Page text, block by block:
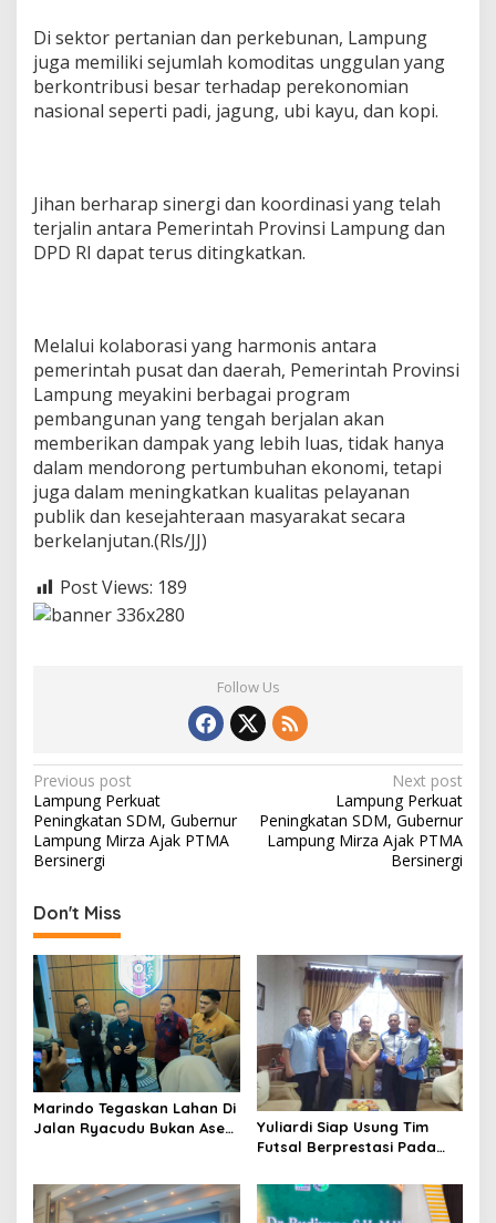
Di sektor pertanian dan perkebunan, Lampung
juga memiliki sejumlah komoditas unggulan yang
berkontribusi besar terhadap perekonomian
nasional seperti padi, jagung, ubi kayu, dan kopi.
Jihan berharap sinergi dan koordinasi yang telah
terjalin antara Pemerintah Provinsi Lampung dan
DPD RI dapat terus ditingkatkan.
Melalui kolaborasi yang harmonis antara
pemerintah pusat dan daerah, Pemerintah Provinsi
Lampung meyakini berbagai program
pembangunan yang tengah berjalan akan
memberikan dampak yang lebih luas, tidak hanya
dalam mendorong pertumbuhan ekonomi, tetapi
juga dalam meningkatkan kualitas pelayanan
publik dan kesejahteraan masyarakat secara
berkelanjutan.(Rls/JJ)
Post Views: 189
Follow Us
P
o
s
t
n
a
v
i
g
a
t
i
n
Previous post
Lampung Perkuat
Peningkatan SDM, Gubernur
Lampung Mirza Ajak PTMA
Bersinergi
Next post
Lampung Perkuat
Peningkatan SDM, Gubernur
Lampung Mirza Ajak PTMA
Bersinergi
Don't Miss
Marindo Tegaskan Lahan Di
Jalan Ryacudu Bukan Aset
Yuliardi Siap Usung Tim
Futsal Berprestasi Pada